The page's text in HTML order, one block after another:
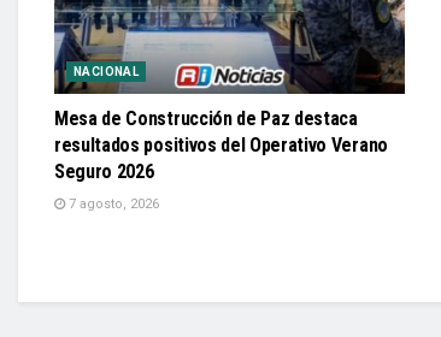
NACIONAL
Mesa de Construcción de Paz destaca
resultados positivos del Operativo Verano
Seguro 2026
7 agosto, 2026